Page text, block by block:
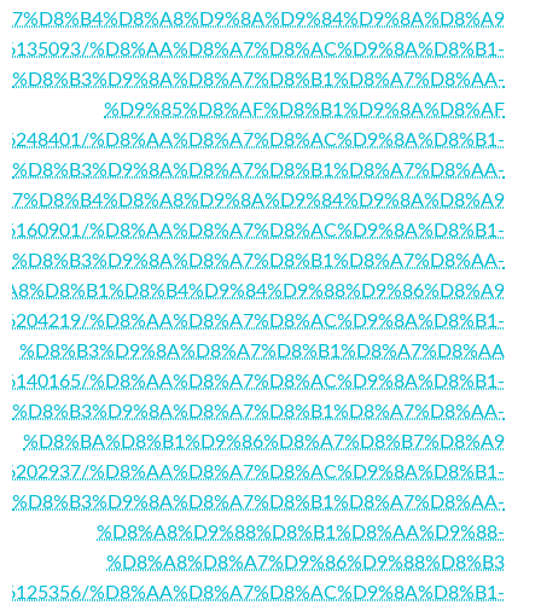
%D8%AA%D8%A7%D8%AC%D9%8A%D8%B1-
%D8%B3%D9%8A%D8%A7%D8%B1%D8%A7%D8%AA-
%D9%85%D8%AF%D8%B1%D9%8A%D8%AF
%D8%AA%D8%A7%D8%AC%D9%8A%D8%B1-
%D8%B3%D9%8A%D8%A7%D8%B1%D8%A7%D8%AA-
%D8%AA%D8%A7%D8%AC%D9%8A%D8%B1-
%D8%B3%D9%8A%D8%A7%D8%B1%D8%A7%D8%AA-
%D8%AA%D8%A7%D8%AC%D9%8A%D8%B1-
%D8%B3%D9%8A%D8%A7%D8%B1%D8%A7%D8%AA
%D8%AA%D8%A7%D8%AC%D9%8A%D8%B1-
%D8%B3%D9%8A%D8%A7%D8%B1%D8%A7%D8%AA-
%D8%BA%D8%B1%D9%86%D8%A7%D8%B7%D8%A9
%D8%AA%D8%A7%D8%AC%D9%8A%D8%B1-
%D8%B3%D9%8A%D8%A7%D8%B1%D8%A7%D8%AA-
%D8%A8%D9%88%D8%B1%D8%AA%D9%88-
%D8%A8%D8%A7%D9%86%D9%88%D8%B3
%D8%AA%D8%A7%D8%AC%D9%8A%D8%B1-